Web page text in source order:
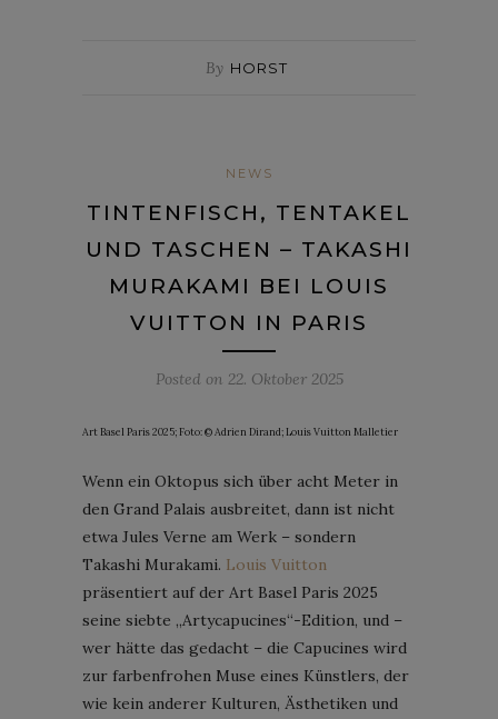
By HORST
NEWS
TINTENFISCH, TENTAKEL
UND TASCHEN – TAKASHI
MURAKAMI BEI LOUIS
VUITTON IN PARIS
Posted on 22. Oktober 2025
Art Basel Paris 2025; Foto: © Adrien Dirand; Louis Vuitton Malletier
Wenn ein Oktopus sich über acht Meter in
den Grand Palais ausbreitet, dann ist nicht
etwa Jules Verne am Werk – sondern
Takashi Murakami. Louis Vuitton
präsentiert auf der Art Basel Paris 2025
seine siebte „Artycapucines“-Edition, und –
wer hätte das gedacht – die Capucines wird
zur farbenfrohen Muse eines Künstlers, der
wie kein anderer Kulturen, Ästhetiken und